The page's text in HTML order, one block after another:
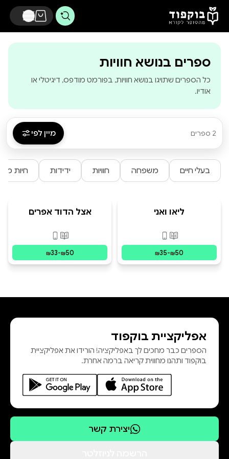
דלג לתוכן הראשי
ספרים בנושא חוויות
כל הספרים שתויגו בנושא חוויות, בפורמט מודפס, דיגיטלי או
אודיו.
2 ספרים מיין לפי
בעלי חיים משפחה חוויות ידידות חיות מים
ליאו ואני
פורמטים זמינים מודפס, דיגיטלי
₪35-₪50
אצל הדוד אפרים
פורמטים זמינים
₪33-₪50
אפליקציית בוקפוד
הספרים כבר מחכים לך באפליקציה! הורידו את אפליקציית
בוקפוד ותהנו מחווית קריאה ברמה אחרת.
יצירת קשר